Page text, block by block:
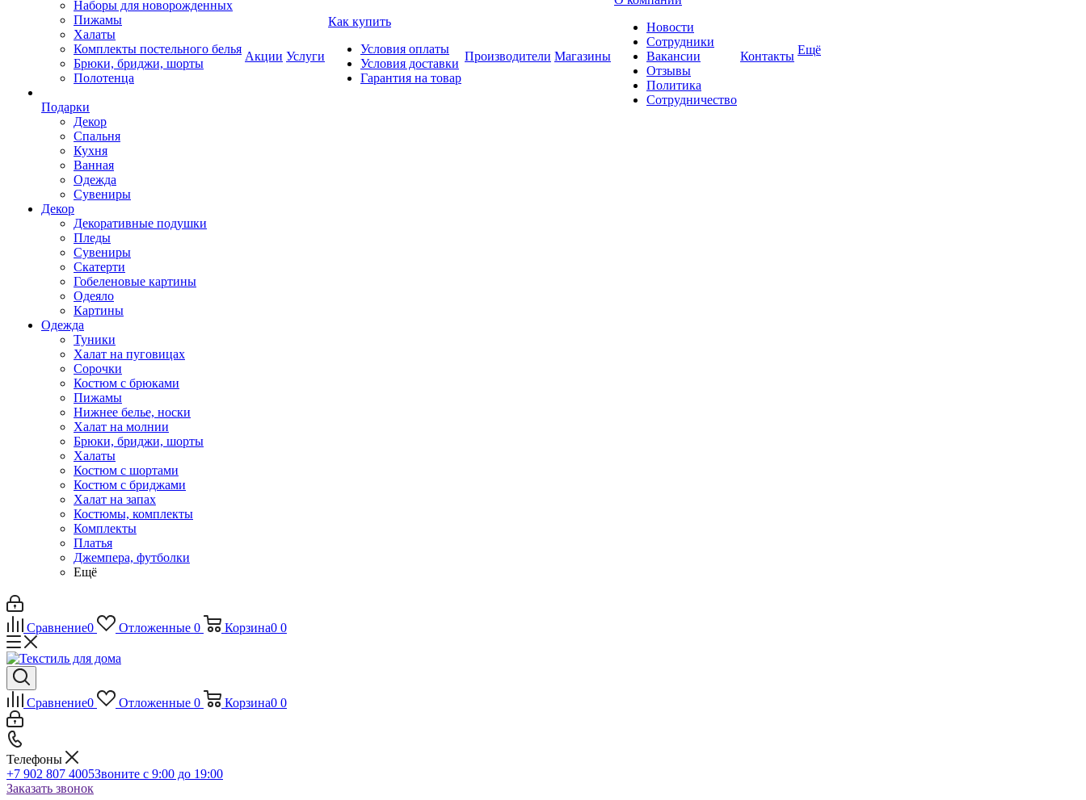
Наборы для новорожденных
Пижамы
Халаты
Комплекты постельного белья
Брюки, бриджи, шорты
Полотенца
Подарки
Декор
Спальня
Кухня
Ванная
Одежда
Сувениры
Декор
Декоративные подушки
Пледы
Сувениры
Скатерти
Гобеленовые картины
Одеяло
Картины
Одежда
Туники
Халат на пуговицах
Сорочки
Костюм с брюками
Пижамы
Нижнее белье, носки
Халат на молнии
Брюки, бриджи, шорты
Халаты
Костюм с шортами
Костюм с бриджами
Халат на запах
Костюмы, комплекты
Комплекты
Платья
Джемпера, футболки
Ещё
Акции Услуги
Как купить
Условия оплаты
Условия доставки
Гарантия на товар
Производители Магазины
Новости
Сотрудники
Вакансии
Отзывы
Политика
Сотрудничество
Контакты Ещё
Сравнение0 Отложенные 0 Корзина0 0
Сравнение0 Отложенные 0 Корзина0 0
Телефоны
+7 902 807 4005Звоните с 9:00 до 19:00
Заказать звонок